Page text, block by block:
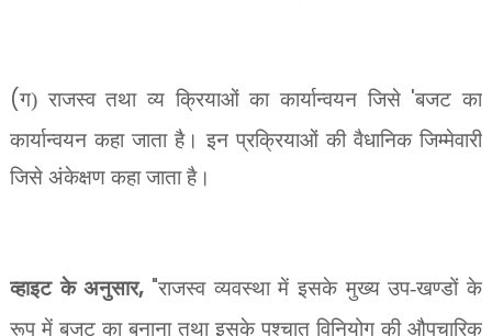
(ग) राजस्व तथा व्य क्रियाओं का कार्यान्वयन जिसे 'बजट का
कार्यान्वयन कहा जाता है। इन प्रक्रियाओं की वैधानिक जिम्मेवारी
जिसे अंकेक्षण कहा जाता है।
व्हाइट के अनुसार, "राजस्व व्यवस्था में इसके मुख्य उप-खण्डों के
रूप में बजट का बनाना तथा इसके पश्चात् विनियोग की औपचारिक